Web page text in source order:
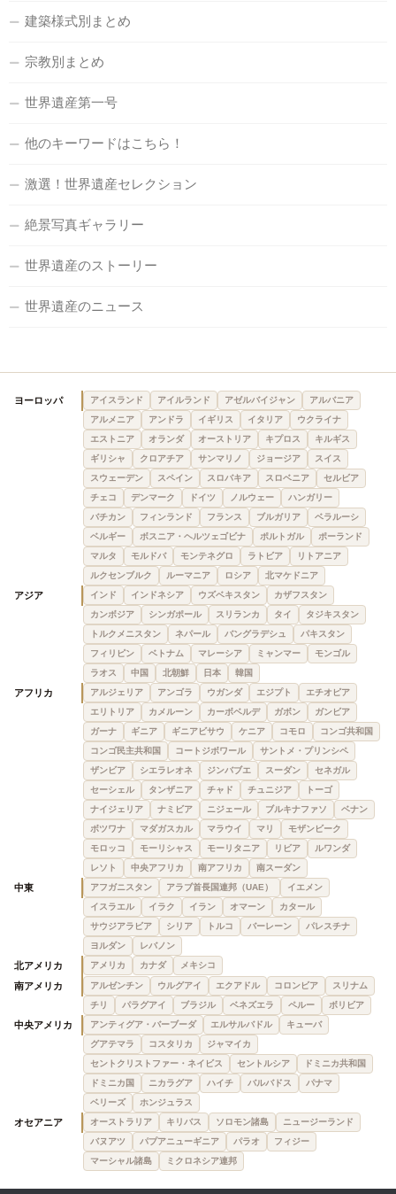
建築様式別まとめ
宗教別まとめ
世界遺産第一号
他のキーワードはこちら！
激選！世界遺産セレクション
絶景写真ギャラリー
世界遺産のストーリー
世界遺産のニュース
ヨーロッパ アイスランド アイルランド アゼルバイジャン
アルバニア
アルメニア
アンドラ イギリス イタリア
ウクライナ
エストニア
オランダ オーストリア キプロス
キルギス
ギリシャ
クロアチア サンマリノ ジョージア
スイス
スウェーデン
スペイン スロバキア スロベニア
セルビア
チェコ
デンマーク ドイツ ノルウェー
ハンガリー
バチカン
フィンランド フランス ブルガリア
ベラルーシ
ベルギー
ボスニア・ヘルツェゴビナ ポルトガル
ポーランド
マルタ
モルドバ モンテネグロ ラトビア
リトアニア
ルクセンブルク
ルーマニア ロシア 北マケドニア
アジア インド インドネシア ウズベキスタン
カザフスタン
カンボジア
シンガポール スリランカ タイ
タジキスタン
トルクメニスタン
ネパール バングラデシュ
パキスタン
フィリピン
ベトナム マレーシア ミャンマー
モンゴル
ラオス
中国 北朝鮮 日本 韓国
アフリカ アルジェリア アンゴラ ウガンダ エジプト
エチオピア
エリトリア
カメルーン カーボベルデ ガボン
ガンビア
ガーナ
ギニア ギニアビサウ ケニア コモロ
コンゴ共和国
コンゴ民主共和国
コートジボワール
サントメ・プリンシペ
ザンビア
シエラレオネ ジンバブエ スーダン
セネガル
セーシェル
タンザニア チャド チュニジア
トーゴ
ナイジェリア
ナミビア ニジェール ブルキナファソ
ベナン
ボツワナ
マダガスカル マラウイ マリ
モザンビーク
モロッコ
モーリシャス モーリタニア リビア
ルワンダ
レソト
中央アフリカ 南アフリカ 南スーダン
中東 アフガニスタン アラブ首長国連邦（UAE）
イエメン
イスラエル
イラク イラン オマーン
カタール
サウジアラビア
シリア トルコ バーレーン
パレスチナ
ヨルダン
レバノン
北アメリカ アメリカ カナダ メキシコ
南アメリカ アルゼンチン ウルグアイ エクアドル コロンビア
スリナム
チリ
パラグアイ ブラジル ベネズエラ ペルー ボリビア
中央アメリカ アンティグア・バーブーダ エルサルバドル
キューバ
グアテマラ
コスタリカ
ジャマイカ
セントクリストファー・ネイビス
セントルシア
ドミニカ共和国
ドミニカ国
ニカラグア ハイチ バルバドス
パナマ
ベリーズ
ホンジュラス
オセアニア オーストラリア キリバス ソロモン諸島
ニュージーランド
バヌアツ
パプアニューギニア パラオ
フィジー
マーシャル諸島
ミクロネシア連邦